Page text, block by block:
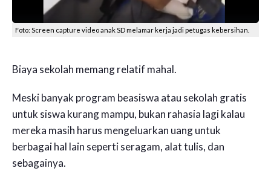
Foto: Screen capture video anak SD melamar kerja jadi petugas kebersihan.
Biaya sekolah memang relatif mahal.
Meski banyak program beasiswa atau sekolah gratis
untuk siswa kurang mampu, bukan rahasia lagi kalau
mereka masih harus mengeluarkan uang untuk
berbagai hal lain seperti seragam, alat tulis, dan
sebagainya.